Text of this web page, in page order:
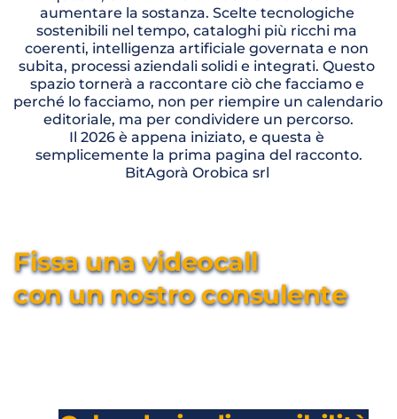
aumentare la sostanza. Scelte tecnologiche
sostenibili nel tempo, cataloghi più ricchi ma
coerenti, intelligenza artificiale governata e non
subita, processi aziendali solidi e integrati. Questo
spazio tornerà a raccontare ciò che facciamo e
perché lo facciamo, non per riempire un calendario
editoriale, ma per condividere un percorso.
Il 2026 è appena iniziato, e questa è
semplicemente la prima pagina del racconto.
BitAgorà Orobica srl
Fissa una videocall
con un nostro consulente